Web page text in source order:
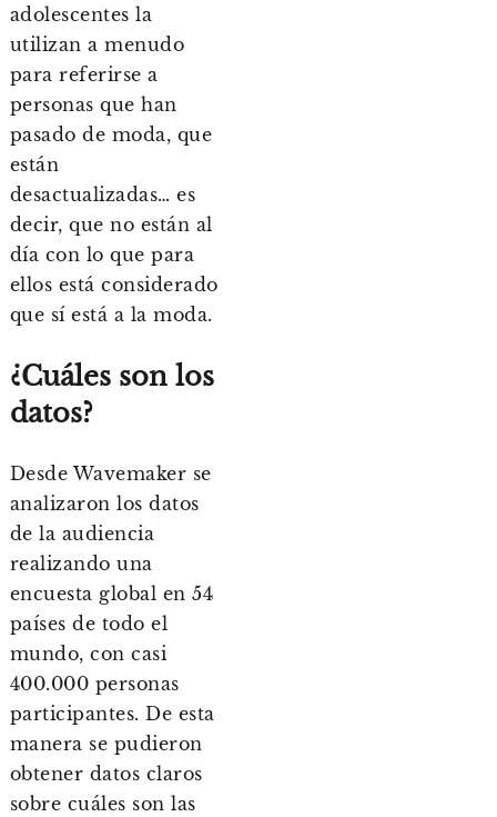
adolescentes la
utilizan a menudo
para referirse a
personas que han
pasado de moda, que
están
desactualizadas… es
decir, que no están al
día con lo que para
ellos está considerado
que sí está a la moda.
¿Cuáles son los
datos?
Desde Wavemaker se
analizaron los datos
de la audiencia
realizando una
encuesta global en 54
países de todo el
mundo, con casi
400.000 personas
participantes. De esta
manera se pudieron
obtener datos claros
sobre cuáles son las